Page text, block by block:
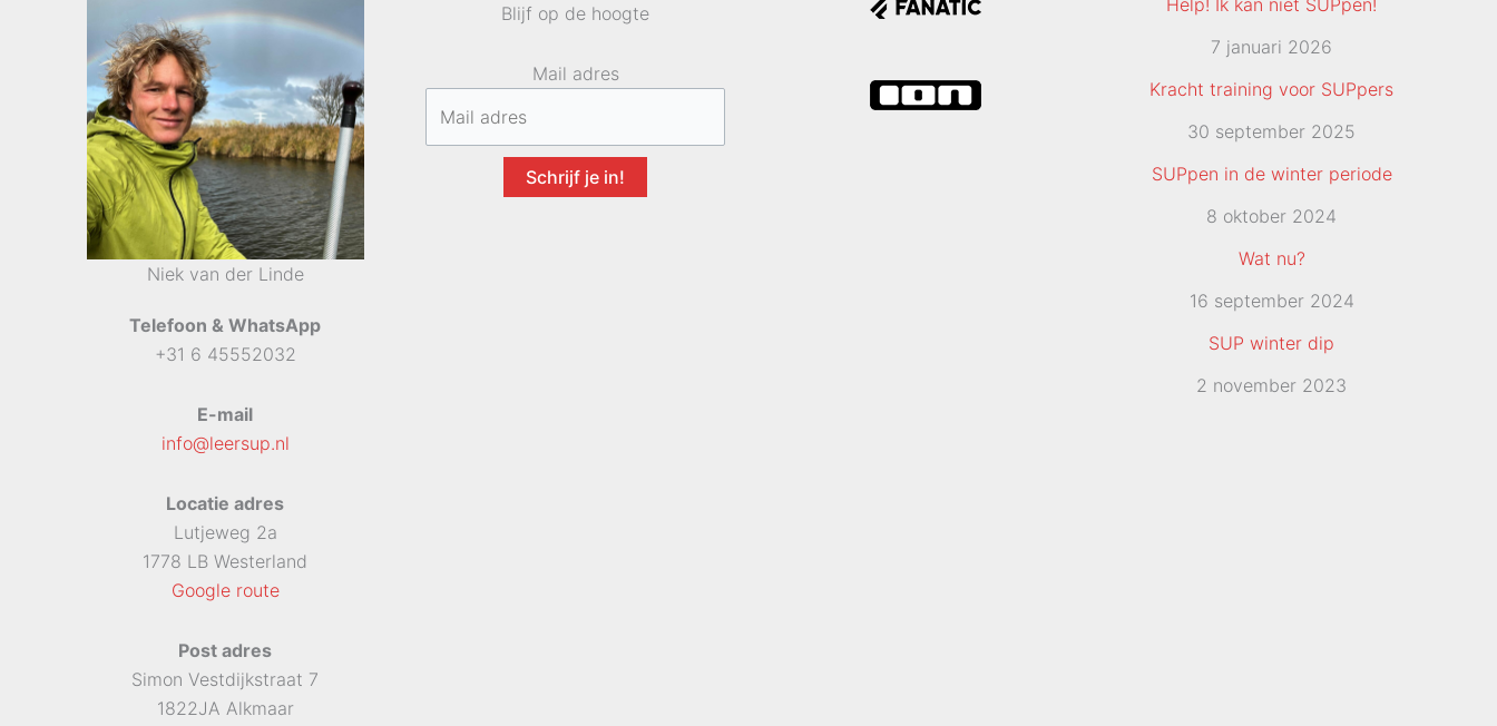
Niek van der Linde
Telefoon & WhatsApp
+31 6 45552032
E-mail
info@leersup.nl
Locatie adres
Lutjeweg 2a
1778 LB Westerland
Google route
Post adres
Simon Vestdijkstraat 7
1822JA Alkmaar
Blijf op de hoogte
Mail adres
Schrijf je in!
Help! Ik kan niet SUPpen!
7 januari 2026
Kracht training voor SUPpers
30 september 2025
SUPpen in de winter periode
8 oktober 2024
Wat nu?
16 september 2024
SUP winter dip
2 november 2023